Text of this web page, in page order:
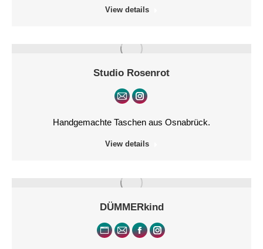
View details
Studio Rosenrot
Handgemachte Taschen aus Osnabrück.
E-
mail
Instagram
View details
DÜMMERkind
Persönlicher
E-
FacebookInstagram